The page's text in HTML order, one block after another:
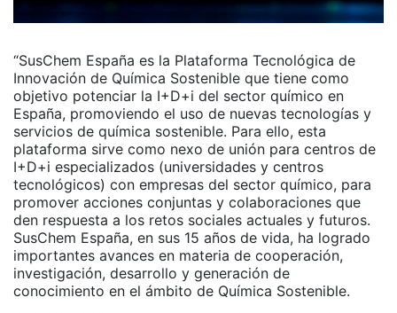
“SusChem España es la Plataforma Tecnológica de
Innovación de Química Sostenible que tiene como
objetivo potenciar la I+D+i del sector químico en
España, promoviendo el uso de nuevas tecnologías y
servicios de química sostenible. Para ello, esta
plataforma sirve como nexo de unión para centros de
I+D+i especializados (universidades y centros
tecnológicos) con empresas del sector químico, para
promover acciones conjuntas y colaboraciones que
den respuesta a los retos sociales actuales y futuros.
SusChem España, en sus 15 años de vida, ha logrado
importantes avances en materia de cooperación,
investigación, desarrollo y generación de
conocimiento en el ámbito de Química Sostenible.